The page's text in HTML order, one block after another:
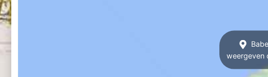
weergeven